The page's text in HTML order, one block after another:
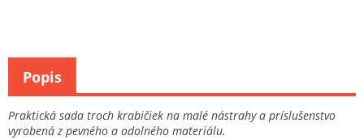
Praktická sada troch krabičiek na malé nástrahy a príslušenstvo
vyrobená z pevného a odolného materiálu.
Popis